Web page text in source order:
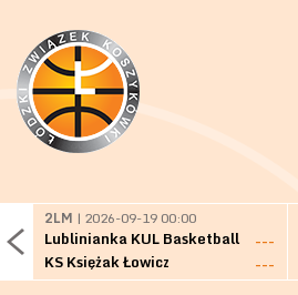
2LM | 2026-09-19 00:00
Lublinianka KUL Basketball
---
KS Księżak Łowicz
---